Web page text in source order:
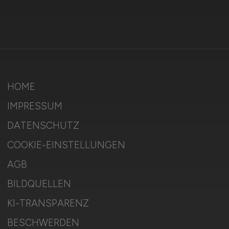
HOME
IMPRESSUM
DATENSCHUTZ
COOKIE-EINSTELLUNGEN
AGB
BILDQUELLEN
KI-TRANSPARENZ
BESCHWERDEN